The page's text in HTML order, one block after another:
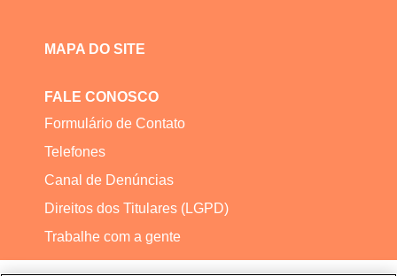
MAPA DO SITE
FALE CONOSCO
Formulário de Contato
Telefones
Canal de Denúncias
Direitos dos Titulares (LGPD)
Trabalhe com a gente